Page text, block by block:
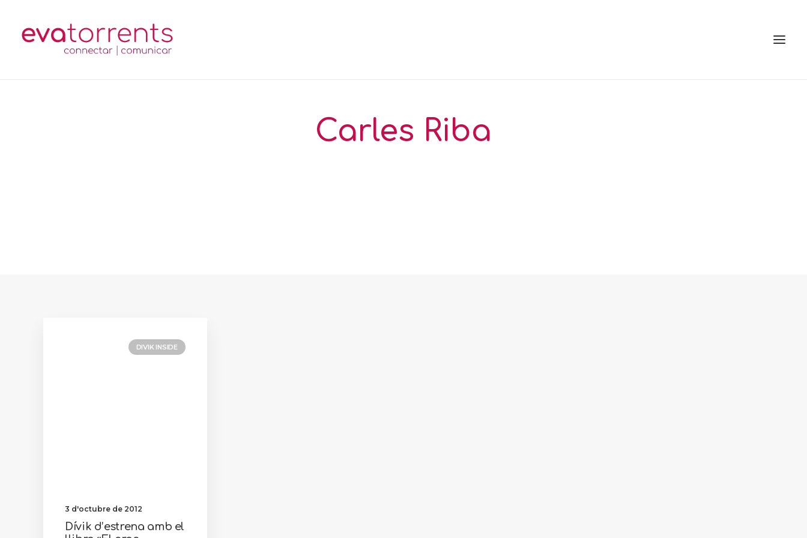
Carles Riba
DIVIK INSIDE
3 d'octubre de 2012
Dívik d’estrena amb el